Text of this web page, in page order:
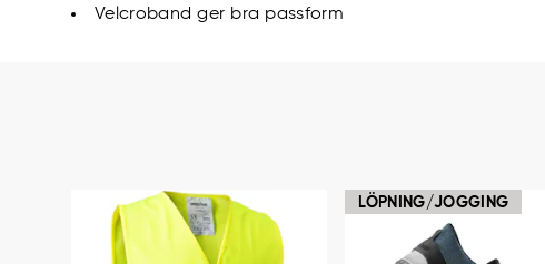
Velcroband ger bra passform
LÖPNING/JOGGING